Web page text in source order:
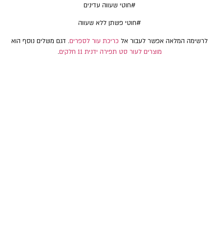
#חוטי שעווה עדינים
#חוטי פשתן ללא שעווה
לרשימה המלאה אפשר לעבור אל כריכת עור לספרים. דגם משלים נוסף הוא
מוצרים לעור סט תפירה ידנית 11 חלקים
.